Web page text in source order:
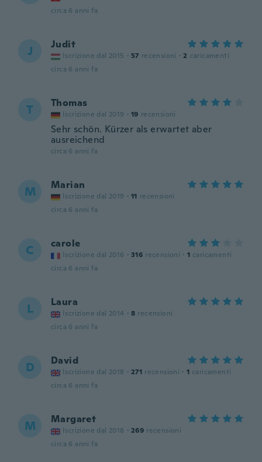
circa 6 anni fa
J Judit
Iscrizione dal 2015 · 57 recensioni · 2 caricamenti
circa 6 anni fa
T Thomas
Iscrizione dal 2019 · 19 recensioni
Sehr schön. Kürzer als erwartet aber
ausreichend
circa 6 anni fa
M Marian
Iscrizione dal 2019 · 11 recensioni
circa 6 anni fa
C carole
Iscrizione dal 2016 · 316 recensioni · 1 caricamenti
circa 6 anni fa
L Laura
Iscrizione dal 2014 · 8 recensioni
circa 6 anni fa
D David
Iscrizione dal 2018 · 271 recensioni · 1 caricamenti
circa 6 anni fa
M Margaret
Iscrizione dal 2018 · 269 recensioni
circa 6 anni fa